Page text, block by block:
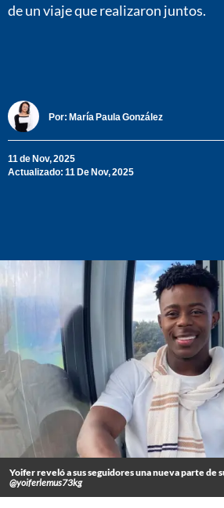
de un viaje que realizaron juntos.
Por: María Paula González
11 de Nov, 2025
Actualizado: 11 De Nov, 2025
Yoifer reveló a sus seguidores una nueva parte de
@yoiferlemus73kg